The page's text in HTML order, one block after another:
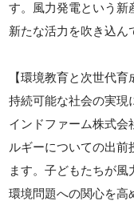
す。風力発電という新
新たな活力を吹き込ん
【環境教育と次世代育
持続可能な社会の実現
インドファーム株式会
ルギーについての出
ます。子どもたちが風
環境問題への関心を高